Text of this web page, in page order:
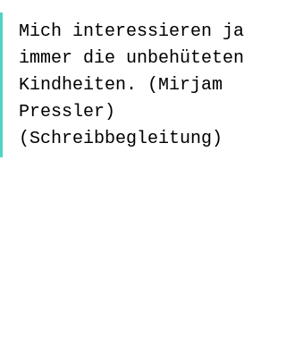
Mich interessieren ja
immer die unbehüteten
Kindheiten. (Mirjam
Pressler)
(Schreibbegleitung)